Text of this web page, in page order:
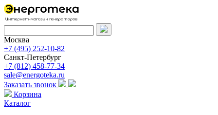
Москва
+7 (495) 252-10-82
Санкт-Петербург
+7 (812) 458-77-34
sale@energoteka.ru
Заказать звонок
Корзина
Каталог